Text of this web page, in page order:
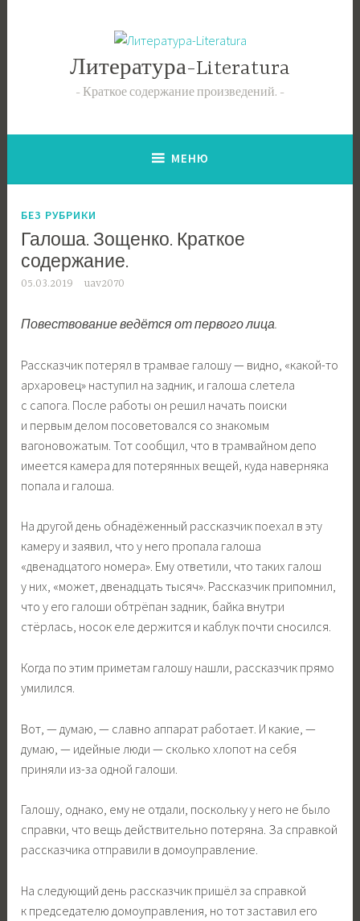
Литература-Literatura
Краткое содержание произведений.
МЕНЮ
БЕЗ РУБРИКИ
Галоша. Зощенко. Краткое
содержание.
05.03.2019 uav2070
Повествование ведётся от первого лица.
Рассказчик потерял в трамвае галошу — видно, «какой-то
архаровец» наступил на задник, и галоша слетела
с сапога. После работы он решил начать поиски
и первым делом посоветовался со знакомым
вагоновожатым. Тот сообщил, что в трамвайном депо
имеется камера для потерянных вещей, куда наверняка
попала и галоша.
На другой день обнадёженный рассказчик поехал в эту
камеру и заявил, что у него пропала галоша
«двенадцатого номера». Ему ответили, что таких галош
у них, «может, двенадцать тысяч». Рассказчик припомнил,
что у его галоши обтрёпан задник, байка внутри
стёрлась, носок еле держится и каблук почти сносился.
Когда по этим приметам галошу нашли, рассказчик прямо
умилился.
Вот, — думаю, — славно аппарат работает. И какие, —
думаю, — идейные люди — сколько хлопот на себя
приняли из-за одной галоши.
Галошу, однако, ему не отдали, поскольку у него не было
справки, что вещь действительно потеряна. За справкой
рассказчика отправили в домоуправление.
На следующий день рассказчик пришёл за справкой
к председателю домоуправления, но тот заставил его